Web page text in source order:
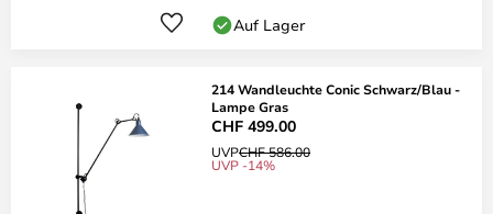
Auf Lager
214 Wandleuchte Conic Schwarz/Blau -
Lampe Gras
CHF 499.00
UVPCHF 586.00
UVP -14%